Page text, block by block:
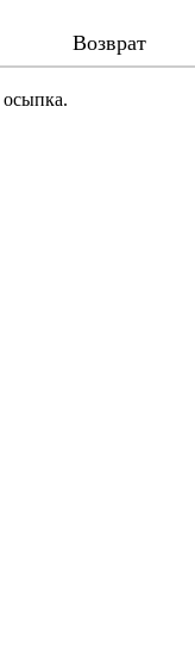
Возврат